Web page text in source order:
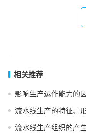
相关推荐
影响生产运作能力的
流水线生产的特征、
流水线生产组织的产